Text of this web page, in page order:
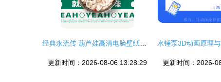
更新时间：2026-08-06 13:28:29 更新时间：2026-